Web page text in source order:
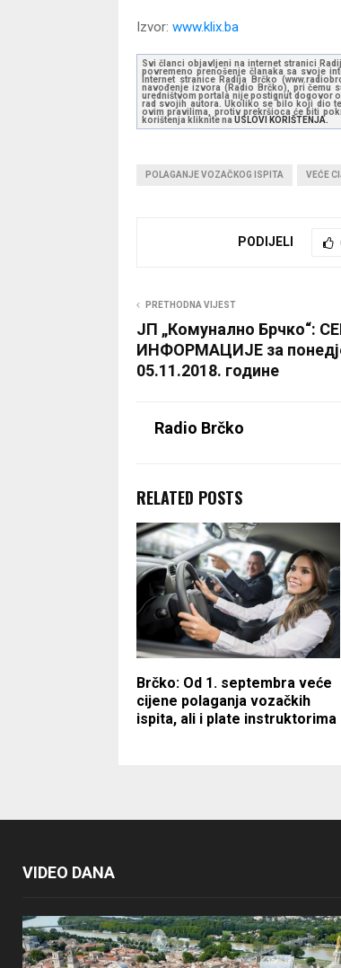
Izvor: www.klix.ba
Svi članci objavljeni na internet stranici
povremeno prenošenje članaka sa svoje
Internet stranice Radija Brčko
navođenje izvora (Radio Brčko), pri čemu
uredništvom portala nije postignut dogovor
rad svojih autora. Ukoliko se bilo koji dio
ovim pravilima, protiv prekršioca će biti
korištenja kliknite na USLOVI KORIŠTENJA.
POLAGANJE VOZAČKOG ISPITA VEĆE
PODIJELI
PRETHODNA VIJEST
ЈП „Комунално Брчко“:
ИНФОРМАЦИЈЕ за
05.11.2018. године
Radio Brčko
RELATED POSTS
Brčko: Od 1. septembra veće
cijene polaganja vozačkih
ispita, ali i plate instruktorima
VIDEO DANA